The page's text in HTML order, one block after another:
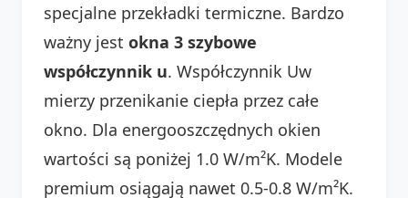
specjalne przekładki termiczne. Bardzo
ważny jest okna 3 szybowe
współczynnik u. Współczynnik Uw
mierzy przenikanie ciepła przez całe
okno. Dla energooszczędnych okien
wartości są poniżej 1.0 W/m²K. Modele
premium osiągają nawet 0.5-0.8 W/m²K.